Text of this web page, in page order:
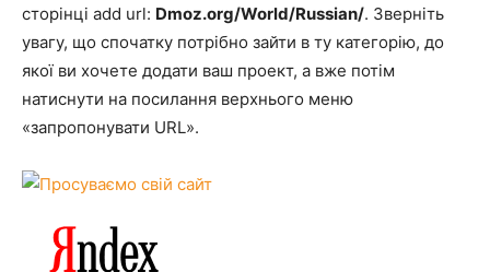
сторінці add url: Dmoz.org/World/Russian/. Зверніть
увагу, що спочатку потрібно зайти в ту категорію, до
якої ви хочете додати ваш проект, а вже потім
натиснути на посилання верхнього меню
«запропонувати URL».